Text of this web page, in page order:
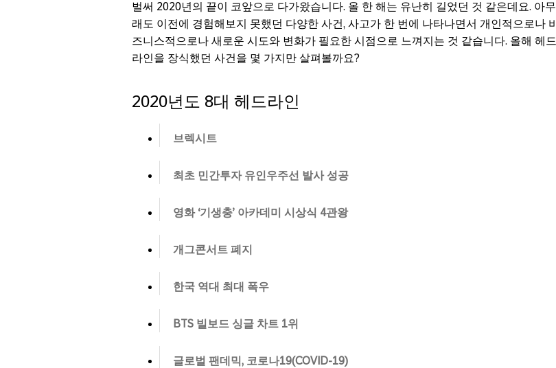
벌써 2020년의 끝이 코앞으로 다가왔습니다. 올 한 해는 유난히 길었던 것 같은데요. 아무
래도 이전에 경험해보지 못했던 다양한 사건, 사고가 한 번에 나타나면서 개인적으로나 비
즈니스적으로나 새로운 시도와 변화가 필요한 시점으로 느껴지는 것 같습니다. 올해 헤드
라인을 장식했던 사건을 몇 가지만 살펴볼까요?
2020년도 8대 헤드라인
브렉시트
최초 민간투자 유인우주선 발사 성공
영화 ‘기생충’ 아카데미 시상식 4관왕
개그콘서트 폐지
한국 역대 최대 폭우
BTS 빌보드 싱글 차트 1위
글로벌 팬데믹, 코로나19(COVID-19)